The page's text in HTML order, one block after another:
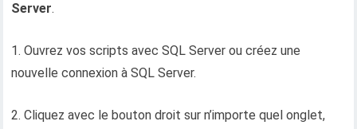
Server.
1. Ouvrez vos scripts avec SQL Server ou créez une
nouvelle connexion à SQL Server.
2. Cliquez avec le bouton droit sur n’importe quel onglet,